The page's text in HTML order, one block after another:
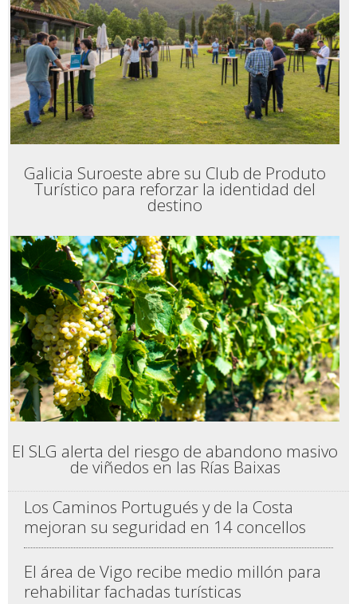
Galicia Suroeste abre su Club de Produto
Turístico para reforzar la identidad del
destino
El SLG alerta del riesgo de abandono masivo
de viñedos en las Rías Baixas
Los Caminos Portugués y de la Costa
mejoran su seguridad en 14 concellos
El área de Vigo recibe medio millón para
rehabilitar fachadas turísticas